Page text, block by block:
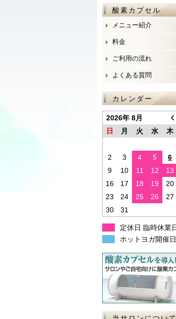
酸素カプセル
メニュー紹介
料金
ご利用の流れ
よくある質問
カレンダー
2026年 8月
日
月 火 水 木
2
3 4 5 6
9
10 11 12 13
16
17 18 19 20
23
24 25 26 27
30
31
定休日 臨時休業
ホットヨガ開催日